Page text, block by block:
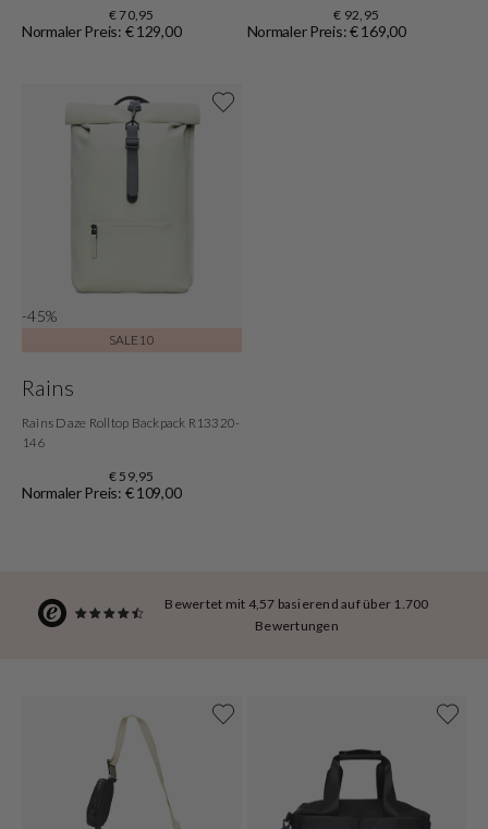
Bewertet mit 4,57 basierend auf über 1.700
Bewertungen
€ 70,95
Normaler Preis: € 129,00
€ 92,95
Normaler Preis: € 169,00
-45%
SALE10
Rains
Rains Daze Rolltop Backpack R13320-
146
€ 59,95
Normaler Preis: € 109,00